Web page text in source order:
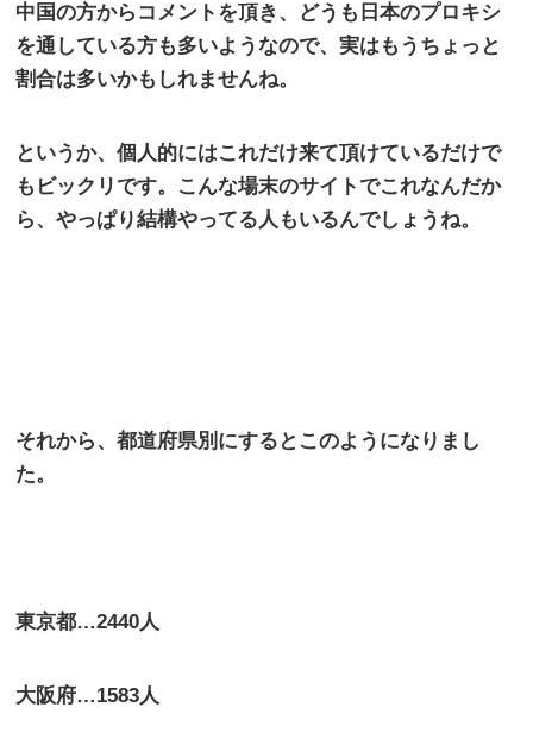
中国の方からコメントを頂き、どうも日本のプロキシ
を通している方も多いようなので、実はもうちょっと
割合は多いかもしれませんね。
というか、個人的にはこれだけ来て頂けているだけで
もビックリです。こんな場末のサイトでこれなんだか
ら、やっぱり結構やってる人もいるんでしょうね。
それから、都道府県別にするとこのようになりまし
た。
東京都…2440人
大阪府…1583人